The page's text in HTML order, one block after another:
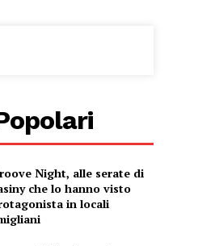
Night, alle serate di
che lo hanno visto
in locali